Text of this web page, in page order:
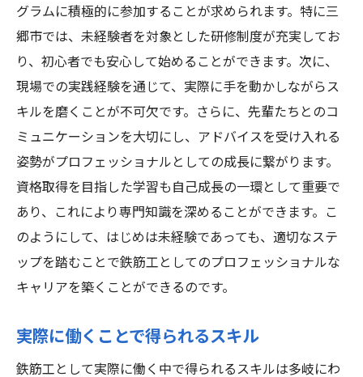
グラムに積極的に参加することが求められます。特に三
郷市では、未経験者を対象とした研修制度が充実してお
り、初心者でも安心して始めることができます。次に、
現場での実践経験を通じて、実際に手を動かしながらス
キルを磨くことが不可欠です。さらに、先輩たちとのコ
ミュニケーションを大切にし、アドバイスを受け入れる
姿勢がプロフェッショナルとしての成長に繋がります。
資格取得を目指した学習も自己成長の一環として重要で
あり、これにより専門知識を深めることができます。こ
のようにして、はじめは未経験であっても、適切なステ
ップを踏むことで鉄筋工としてのプロフェッショナルな
キャリアを築くことができるのです。
実際に働くことで得られるスキル
鉄筋工として実際に働く中で得られるスキルは多岐にわ